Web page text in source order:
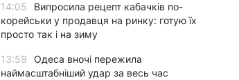
14:05
Випросила рецепт кабачків по-
корейськи у продавця на ринку: готую їх
просто так і на зиму
13:59
Одеса вночі пережила
наймасштабніший удар за весь час